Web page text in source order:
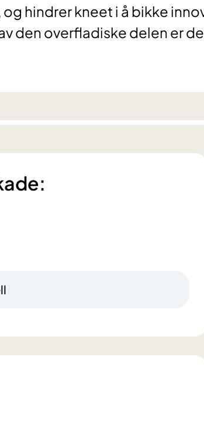
hindrer kneet i å bikke
den overfladiske delen er